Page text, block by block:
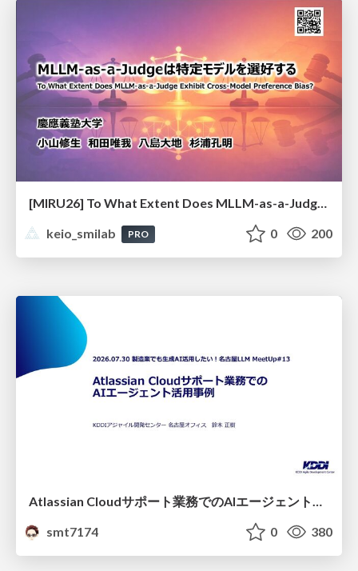
[MIRU26] To What Extent Does MLLM-as-a-Judge Exhibit Cross-Model Preference Bias?
keio_smilab
PRO 0 200
smt7174
0 380